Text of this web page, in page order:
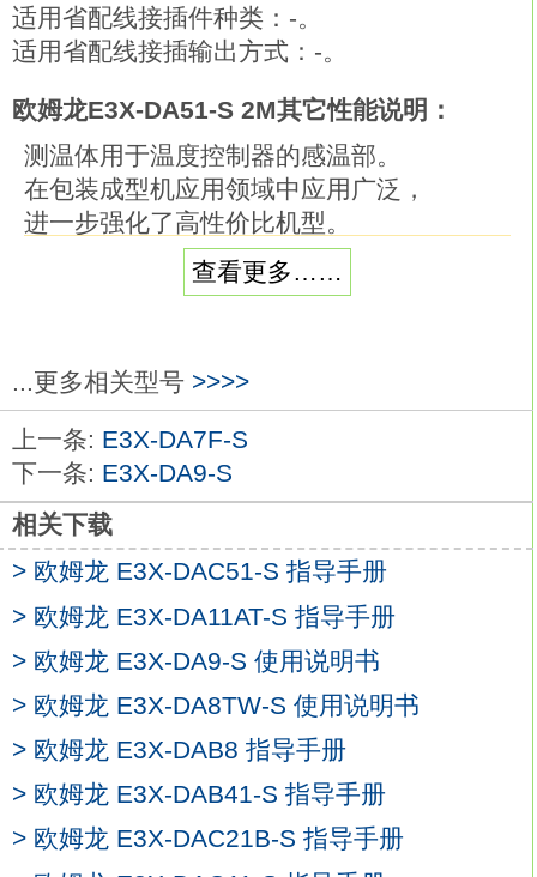
适用省配线接插件种类：-。
适用省配线接插输出方式：-。
欧姆龙E3X-DA51-S 2M其它性能说明：
测温体用于温度控制器的感温部。
在包装成型机应用领域中应用广泛，
进一步强化了高性价比机型。
便于安装/更换的构造。
带有弹簧，可以在活动部件上使用（E52Z-
型。
检测距离：1.5mm。
连接方式：导线引出型（电缆长度有2m和
5m两种）E3X-DA51-S 2M
螺纹长度：标准型。
输出类型：NPN。
动作模式NO。
树立世界新标准的经济型接近传感器。
作为接近传感器行业开拓者和领导者的欧姆
龙，
现在为您带来高性价比的全新E2B接近传感
器。
本系列产品种类齐全，
旨在以合理的价格满足客户对传感器高品质
和高可靠性的要求欧姆龙E3X-DA51-S
查看更多……
...更多相关型号 >>>>
上一条: E3X-DA7F-S
下一条: E3X-DA9-S
相关下载
> 欧姆龙 E3X-DAC51-S 指导手册
> 欧姆龙 E3X-DA11AT-S 指导手册
> 欧姆龙 E3X-DA9-S 使用说明书
> 欧姆龙 E3X-DA8TW-S 使用说明书
> 欧姆龙 E3X-DAB8 指导手册
> 欧姆龙 E3X-DAB41-S 指导手册
> 欧姆龙 E3X-DAC21B-S 指导手册